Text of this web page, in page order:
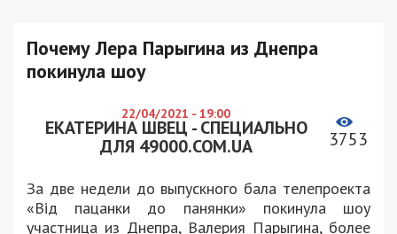
Почему Лера Парыгина из Днепра
покинула шоу
22/04/2021 - 19:00
ЕКАТЕРИНА ШВЕЦ - СПЕЦИАЛЬНО
ДЛЯ 49000.COM.UA
3753
За две недели до выпускного бала телепроекта
«Від пацанки до панянки» покинула шоу
участница из Днепра, Валерия Парыгина, более